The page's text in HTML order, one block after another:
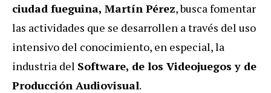
ciudad fueguina, Martín Pérez, busca fomentar
las actividades que se desarrollen a través del uso
intensivo del conocimiento, en especial, la
industria del Software, de los Videojuegos y de
Producción Audiovisual.